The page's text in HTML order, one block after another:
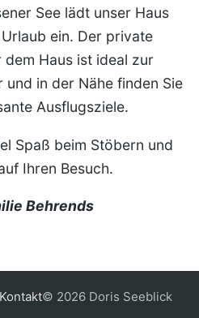
See lädt unser Haus
ein. Der private
Haus ist ideal zur
und in der Nähe finden Sie
Ausflugsziele.
Spaß beim Stöbern und
Ihren Besuch.
Behrends
Kontakt© 2026 Doris Seeblick